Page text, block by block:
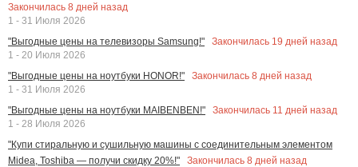
Закончилась 8 дней назад
1 - 31 Июля 2026
"Выгодные цены на телевизоры Samsung!"
Закончилась 19 дней назад
1 - 20 Июля 2026
"Выгодные цены на ноутбуки HONOR!"
Закончилась 8 дней назад
1 - 31 Июля 2026
"Выгодные цены на ноутбуки MAIBENBEN!"
Закончилась 11 дней назад
1 - 28 Июля 2026
"Купи стиральную и сушильную машины с соединительным элементом
Midea, Toshiba — получи скидку 20%!"
Закончилась 8 дней назад